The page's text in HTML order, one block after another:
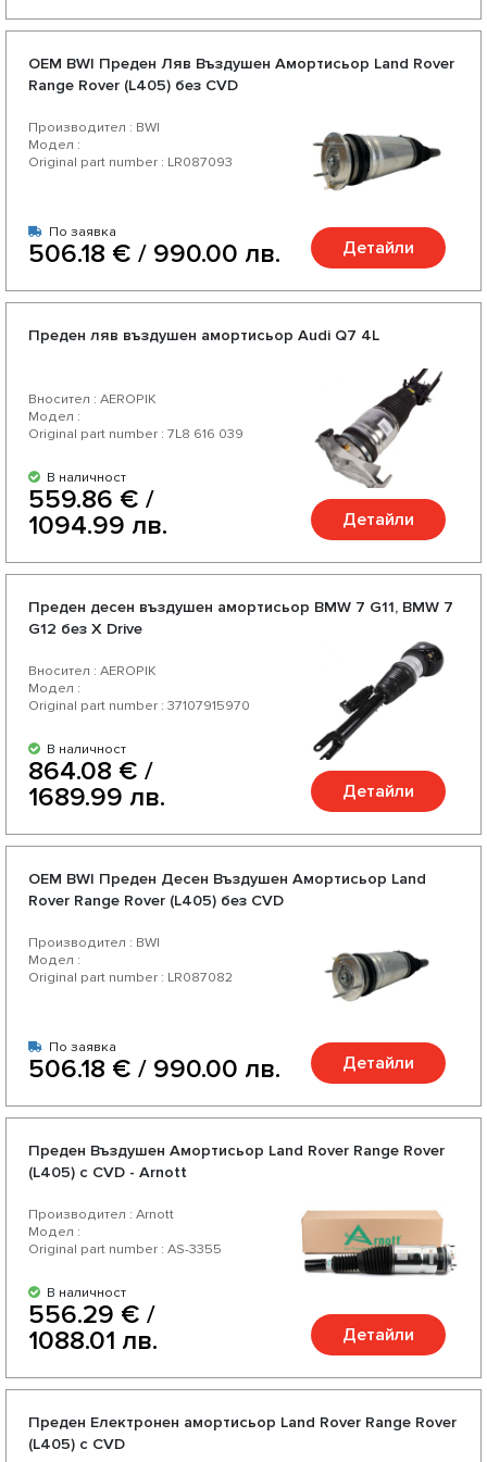
OEM BWI Предeн Ляв Въздушен Амортисьор Land Rover
Range Rover (L405) без CVD
Производител : BWI
Модел :
Original part number : LR087093
По заявка
506.18 € / 990.00 лв. Детайли
Преден ляв въздушен амортисьор Audi Q7 4L
Вносител : AEROPIK
Модел :
Original part number : 7L8 616 039
В наличност
559.86 € /
1094.99 лв.
Детайли
Преден десен въздушен амортисьор BMW 7 G11, BMW 7
G12 без X Drive
Вносител : AEROPIK
Модел :
Original part number : 37107915970
В наличност
864.08 € /
1689.99 лв.
Детайли
OEM BWI Предeн Десен Въздушен Амортисьор Land
Rover Range Rover (L405) без CVD
Производител : BWI
Модел :
Original part number : LR087082
По заявка
506.18 € / 990.00 лв. Детайли
Предeн Въздушен Амортисьор Land Rover Range Rover
(L405) c CVD - Arnott
Производител : Arnott
Модел :
Original part number : AS-3355
В наличност
556.29 € /
1088.01 лв.
Детайли
Преден Електронен амортисьор Land Rover Range Rover
(L405) c CVD